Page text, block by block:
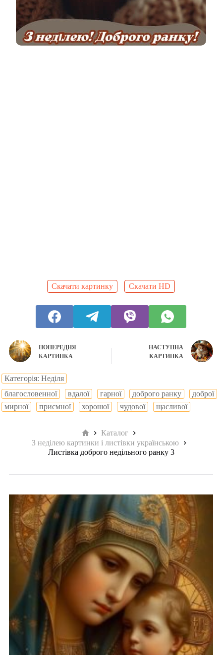
Скачати картинку Скачати HD
ПОПЕРЕДНЯ
КАРТИНКА
НАСТУПНА
КАРТИНКА
Категорія: Неділя
благословенної
вдалої гарної доброго ранку
доброї
мирної
приємної хорошої чудової щасливої
Головна
Каталог
З неділею картинки і листівки українською
Листівка доброго недільного ранку 3